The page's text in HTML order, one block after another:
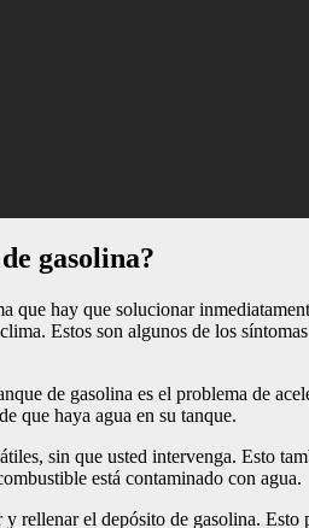
gasolina?
hay que solucionar
Estos son algunos de los
de gasolina es el problema de
que haya agua en su tanque.
sin que usted intervenga. Esto
está contaminado con agua.
el depósito de gasolina.